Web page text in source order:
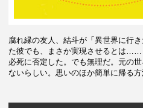
腐れ縁の友人、結斗が「異世界に行
た彼でも、まさか実現させるとは
必死に否定した。でも無理だ。元の
ないらしい。思いのほか簡単に帰る